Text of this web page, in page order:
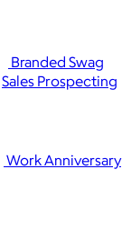
Branded Swag
Work Anniversary
Sales Prospecting